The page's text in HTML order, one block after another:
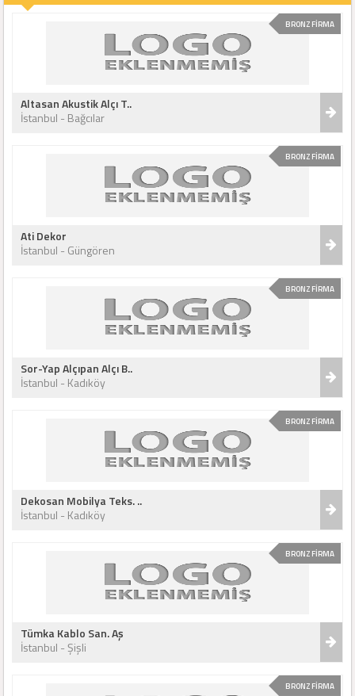
BRONZ FİRMA
Altasan Akustik Alçı T..
İstanbul - Bağcılar
BRONZ FİRMA
Ati Dekor
İstanbul - Güngören
BRONZ FİRMA
Sor-Yap Alçıpan Alçı B..
İstanbul - Kadıköy
BRONZ FİRMA
Dekosan Mobilya Teks. ..
İstanbul - Kadıköy
BRONZ FİRMA
Tümka Kablo San. Aş
İstanbul - Şişli
BRONZ FİRMA